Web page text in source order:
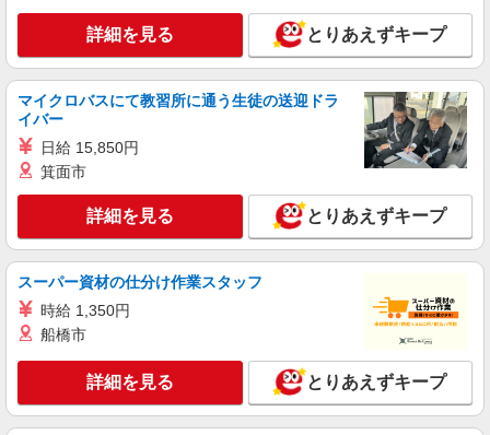
人気機種に詳しくなれる携帯販売
【softbank】
時給1600円〜 ※別途インセンティブ、職能評
価制度あり ※残業代支給 ★交通費別途支給（規定
あり） ゜+゜・。○。・゜+゜・。○。・゜+゜ 入
可能（規程有）★ ゜・。○。・゜+゜・。○。・゜
岐阜県岐阜市の家電量販店
キープ 詳細を見る
株式会社シエロ
携帯販売スタッフ【楽天モバイル】
時給1500円〜 ※残業代支給 ★交通費別途支給
い・週払い可能（規程有）★ ゜・。○。・゜
+゜・。○。・゜+゜
キープ 詳細を見る
詳細を見る とりあえずキープ
マイクロバスにて教習所に通う生徒の送迎ドラ
イバー
日給 15,850円
箕面市
詳細を見る とりあえずキープ
スーパー資材の仕分け作業スタッフ
時給 1,350円
船橋市
詳細を見る とりあえずキープ